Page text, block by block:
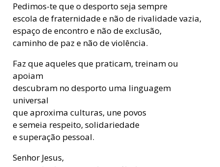
Pedimos-te que o desporto seja sempre
escola de fraternidade e não de rivalidade vazia,
espaço de encontro e não de exclusão,
caminho de paz e não de violência.
Faz que aqueles que praticam, treinam ou
apoiam
descubram no desporto uma linguagem
universal
que aproxima culturas, une povos
e semeia respeito, solidariedade
e superação pessoal.
Senhor Jesus,